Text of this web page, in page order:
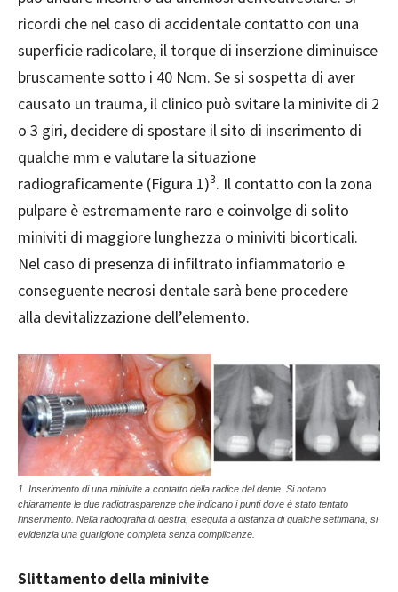
ricordi che nel caso di accidentale contatto con una
superficie radicolare, il torque di inserzione diminuisce
bruscamente sotto i 40 Ncm. Se si sospetta di aver
causato un trauma, il clinico può svitare la minivite di 2
o 3 giri, decidere di spostare il sito di inserimento di
qualche mm e valutare la situazione
radiograficamente (Figura 1)3. Il contatto con la zona
pulpare è estremamente raro e coinvolge di solito
miniviti di maggiore lunghezza o miniviti bicorticali.
Nel caso di presenza di infiltrato infiammatorio e
conseguente necrosi dentale sarà bene procedere
alla devitalizzazione dell’elemento.
1. Inserimento di una minivite a contatto della radice del dente. Si notano
chiaramente le due radiotrasparenze che indicano i punti dove è stato tentato
l’inserimento. Nella radiografia di destra, eseguita a distanza di qualche settimana, si
evidenzia una guarigione completa senza complicanze.
Slittamento della minivite